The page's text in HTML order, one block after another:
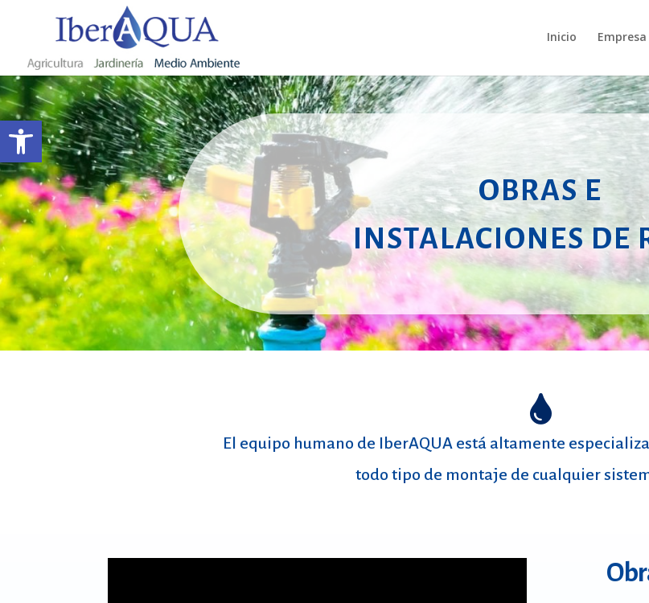
Abrir barra de herramientas
Inicio Empresa
OBRAS E
INSTALACIONES DE

El equipo humano de IberAQUA está altamente
todo tipo de montaje de cualquier